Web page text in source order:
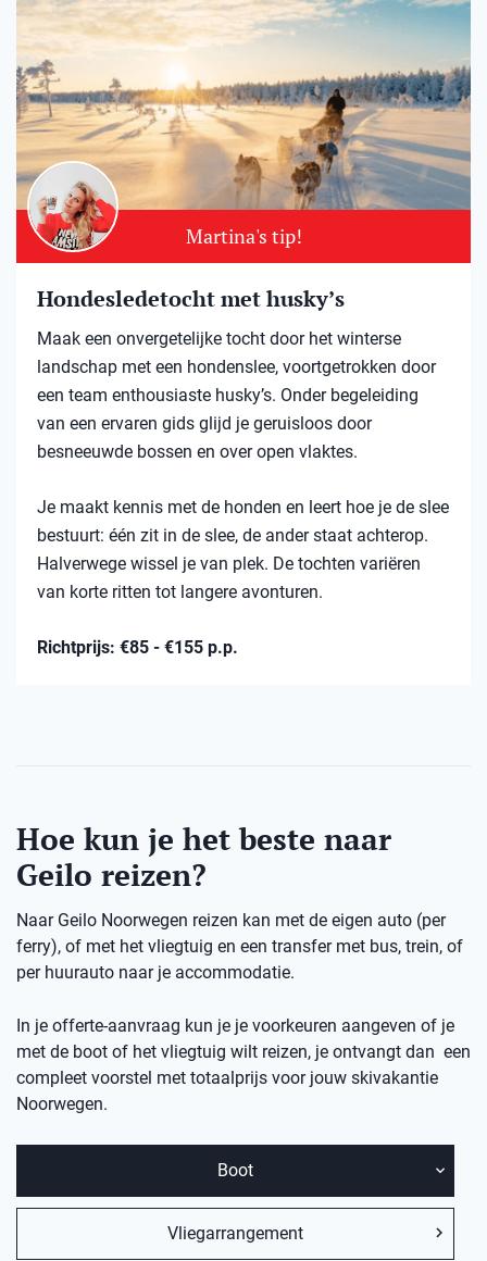
Martina's tip!
Hondesledetocht met husky’s
Maak een onvergetelijke tocht door het winterse
landschap met een hondenslee, voortgetrokken door
een team enthousiaste husky’s. Onder begeleiding
van een ervaren gids glijd je geruisloos door
besneeuwde bossen en over open vlaktes.
Je maakt kennis met de honden en leert hoe je de slee
bestuurt: één zit in de slee, de ander staat achterop.
Halverwege wissel je van plek. De tochten variëren
van korte ritten tot langere avonturen.
Richtprijs: €85 - €155 p.p.
Hoe kun je het beste naar
Geilo reizen?
Naar Geilo Noorwegen reizen kan met de eigen auto (per
ferry), of met het vliegtuig en een transfer met bus, trein, of
per huurauto naar je accommodatie.
In je offerte-aanvraag kun je je voorkeuren aangeven of je
met de boot of het vliegtuig wilt reizen, je ontvangt dan een
compleet voorstel met totaalprijs voor jouw skivakantie
Noorwegen.
Boot
Vliegarrangement